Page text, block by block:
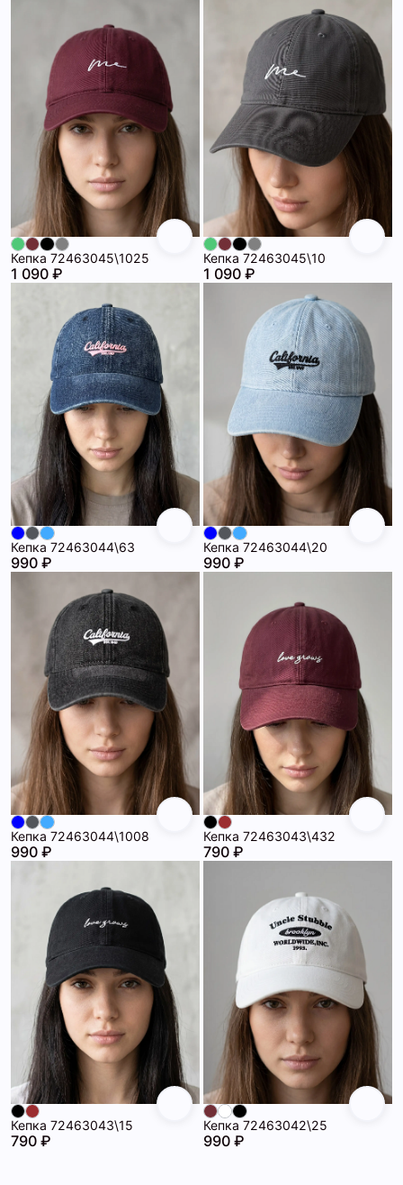
Кепка 72463045\1025
1 090 ₽
Кепка 72463045\10
1 090 ₽
Кепка 72463044\63
990 ₽
Кепка 72463044\20
990 ₽
Кепка 72463044\1008
990 ₽
Кепка 72463043\432
790 ₽
Кепка 72463043\15
790 ₽
Кепка 72463042\25
990 ₽